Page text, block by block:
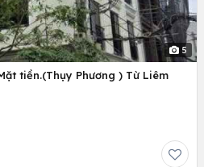
5
tiền.(Thụy Phương ) Từ Liêm